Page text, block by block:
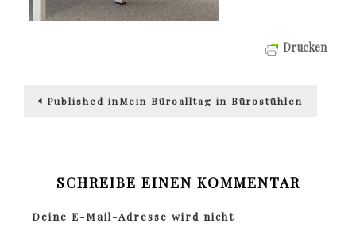
Drucken
Beitragsnavigation
Published inMein Büroalltag in Bürostühlen
SCHREIBE EINEN KOMMENTAR
Deine E-Mail-Adresse wird nicht